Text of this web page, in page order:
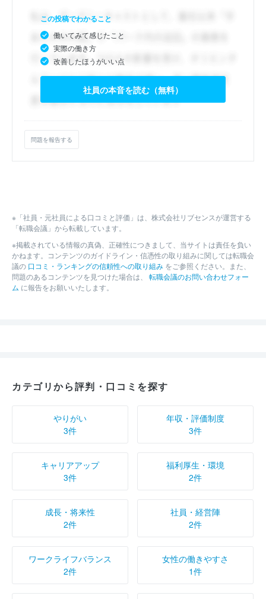
この投稿でわかること
働いてみて感じたこと
実際の働き方
改善したほうがいい点
社員の本音を読む（無料）
問題を報告する
※「社員・元社員による口コミと評価」は、株式会社リブセンスが運営する
「転職会議」から転載しています。
※掲載されている情報の真偽、正確性につきまして、当サイトは責任を負い
かねます。コンテンツのガイドライン・信憑性の取り組みに関しては転職会
議の 口コミ・ランキングの信頼性への取り組み をご参照ください。また、
問題のあるコンテンツを見つけた場合は、 転職会議のお問い合わせフォー
ム に報告をお願いいたします。
カテゴリから評判・口コミを探す
やりがい
3件
年収・評価制度
3件
キャリアアップ
3件
福利厚生・環境
2件
成長・将来性
2件
社員・経営陣
2件
ワークライフバランス
2件
女性の働きやすさ
1件